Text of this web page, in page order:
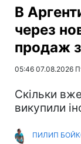
В
через
продаж
05:46 07.08.2026
Скільки
викупили
ПИЛИП